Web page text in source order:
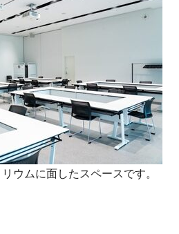
ウムに面したスペースです。